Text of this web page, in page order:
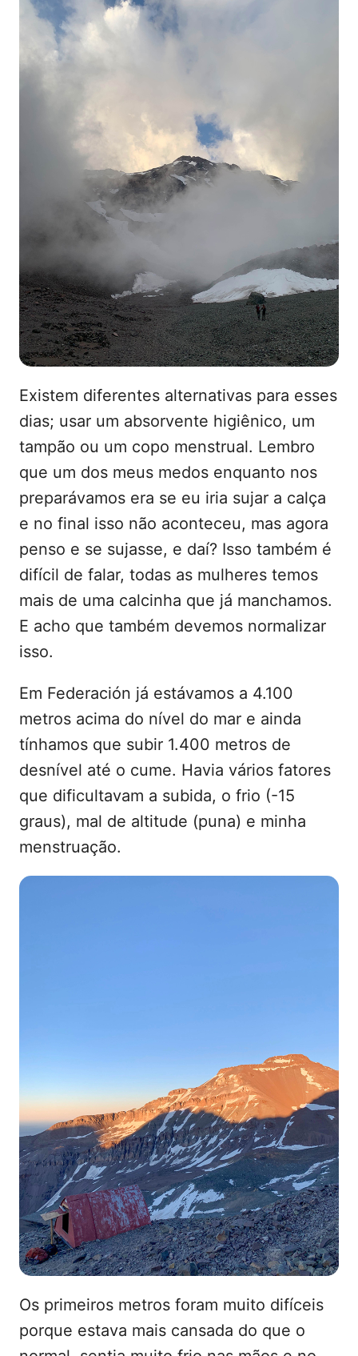
Existem diferentes alternativas para esses
dias; usar um absorvente higiênico, um
tampão ou um copo menstrual. Lembro
que um dos meus medos enquanto nos
preparávamos era se eu iria sujar a calça
e no final isso não aconteceu, mas agora
penso e se sujasse, e daí? Isso também é
difícil de falar, todas as mulheres temos
mais de uma calcinha que já manchamos.
E acho que também devemos normalizar
isso.
Em Federación já estávamos a 4.100
metros acima do nível do mar e ainda
tínhamos que subir 1.400 metros de
desnível até o cume. Havia vários fatores
que dificultavam a subida, o frio (-15
graus), mal de altitude (puna) e minha
menstruação.
Os primeiros metros foram muito difíceis
porque estava mais cansada do que o